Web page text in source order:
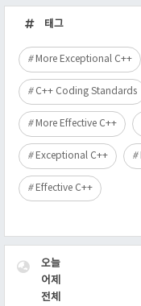
근
글
태그
More Exceptional C++
C++ Coding Standards
More Effective C++
Exceptional C++
Effective C++
VISITOR
오늘
어제
전체